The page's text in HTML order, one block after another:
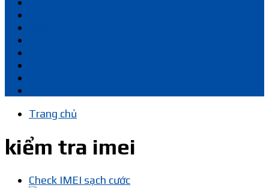
Trang chủ
kiểm tra imei
Check IMEI sạch cước